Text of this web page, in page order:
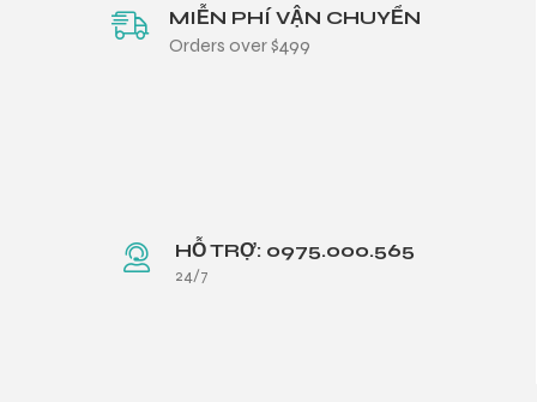
MIỄN PHÍ VẬN CHUYỂN
Orders over $499
HỖ TRỢ: 0975.000.565
24/7